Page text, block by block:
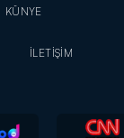
KÜNYE
İLETİŞİM